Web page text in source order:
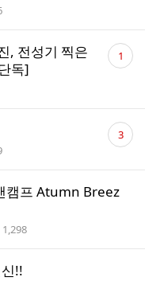
, 전성기 찍은
독]
댓
글 1
댓
글 3
캠프 Atumn Breez
조회수
1,298
!!